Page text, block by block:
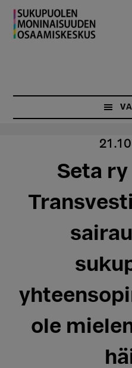
Hyppää
pääsisältöön
Seta
ole